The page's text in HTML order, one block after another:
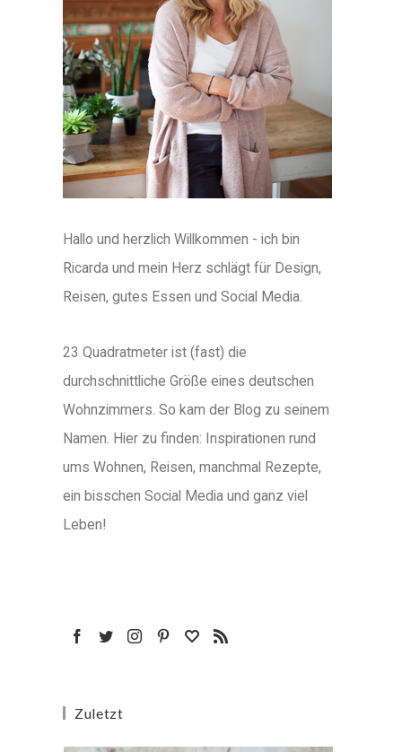
Hallo und herzlich Willkommen - ich bin
Ricarda und mein Herz schlägt für Design,
Reisen, gutes Essen und Social Media.
23 Quadratmeter ist (fast) die
durchschnittliche Größe eines deutschen
Wohnzimmers. So kam der Blog zu seinem
Namen. Hier zu finden: Inspirationen rund
ums Wohnen, Reisen, manchmal Rezepte,
ein bisschen Social Media und ganz viel
Leben!
Zuletzt